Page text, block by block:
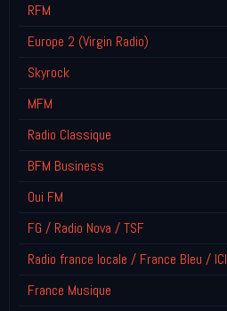
RFM
Europe 2 (Virgin Radio)
Skyrock
MFM
Radio Classique
BFM Business
Oui FM
FG / Radio Nova / TSF
Radio france locale / France Bleu / ICI
France Musique